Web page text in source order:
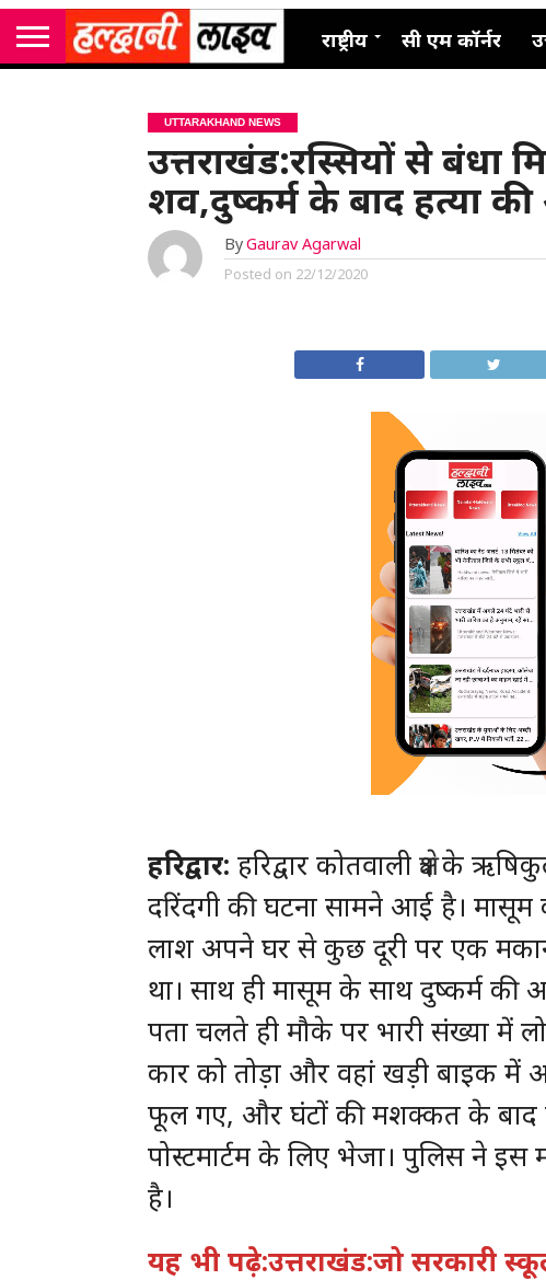
राष्ट्रीय सी एम कॉर्नर
UTTARAKHAND NEWS
उत्तराखंड:रस्सियों से बंधा
शव,दुष्कर्म के बाद हत्या
ByGaurav Agarwal
Posted on 22/12/2020
हरिद्वार: हरिद्वार कोतवाली क्षेत्र के
दरिंदगी की घटना सामने आई है।
लाश अपने घर से कुछ दूरी पर एक
था। साथ ही मासूम के साथ दुष्कर्म
पता चलते ही मौके पर भारी संख्या में
कार को तोड़ा और वहां खड़ी बाइक में
फूल गए, और घंटों की मशक्कत के
पोस्टमार्टम के लिए भेजा। पुलिस ने
है।
यह भी पढ़े:उत्तराखंड:जो सरकारी